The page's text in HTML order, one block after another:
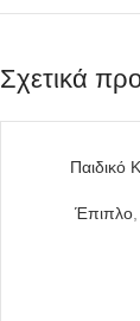
Σχετικά
Παιδικό
Έπιπλο,